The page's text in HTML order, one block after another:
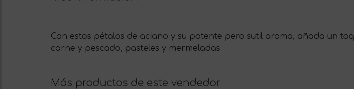
Con estos pétalos de aciano y su potente pero sutil aroma, añada un
carne y pescado, pasteles y mermeladas
Más productos de este vendedor